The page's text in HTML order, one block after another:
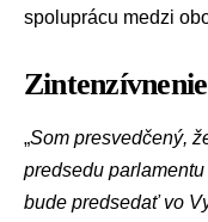
spoluprácu medzi
„Som presvedčený,
predsedu
bude predsedať vo